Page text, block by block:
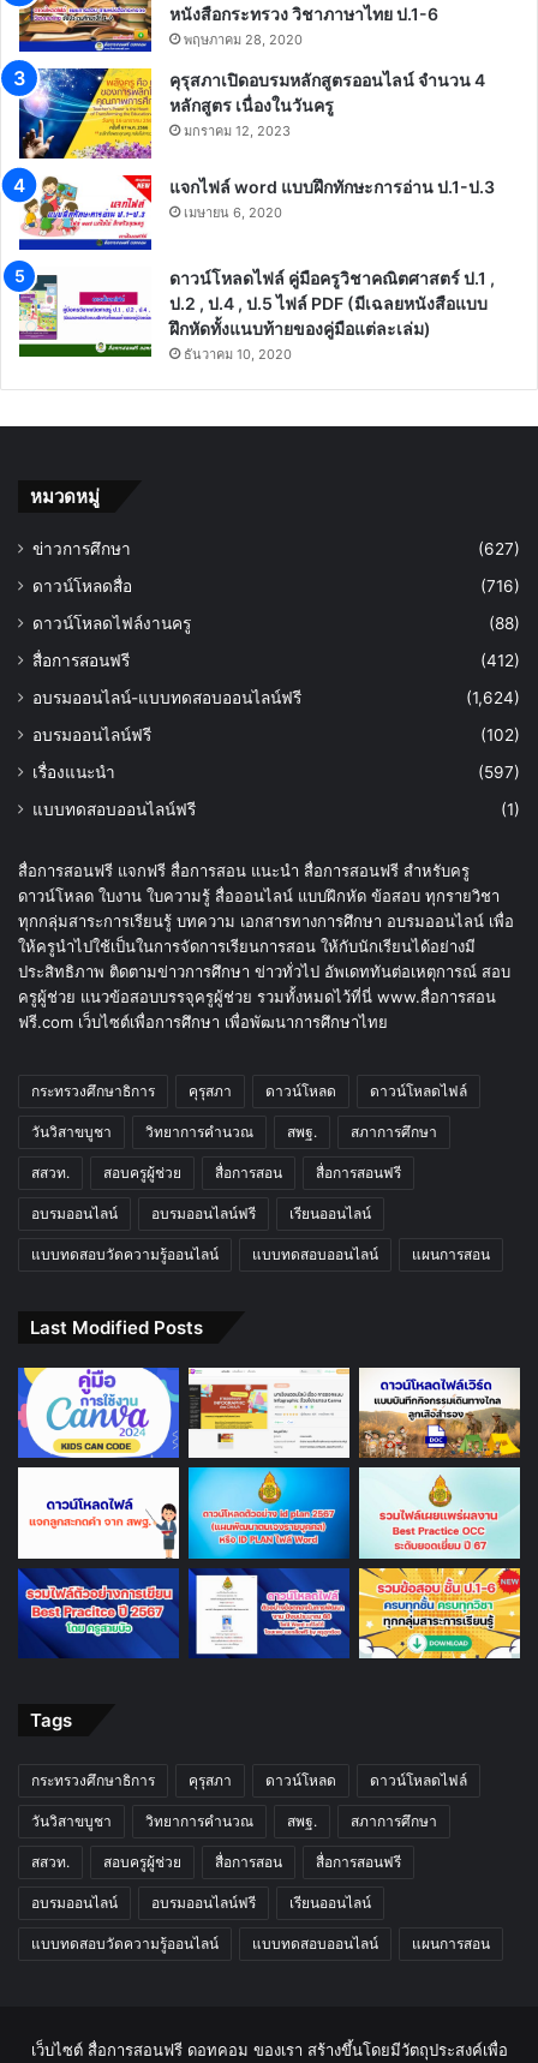
หนังสือกระทรวง วิชาภาษาไทย ป.1-6
พฤษภาคม 28, 2020
คุรุสภาเปิดอบรมหลักสูตรออนไลน์ จำนวน 4
หลักสูตร เนื่องในวันครู
มกราคม 12, 2023
แจกไฟล์ word แบบฝึกทักษะการอ่าน ป.1-ป.3
เมษายน 6, 2020
ดาวน์โหลดไฟล์ คู่มือครูวิชาคณิตศาสตร์ ป.1 ,
ป.2 , ป.4 , ป.5 ไฟล์ PDF (มีเฉลยหนังสือแบบ
ฝึกหัดทั้งแนบท้ายของคู่มือแต่ละเล่ม)
ธันวาคม 10, 2020
หมวดหมู่
ข่าวการศึกษา
(627)
ดาวน์โหลดสื่อ
(716)
ดาวน์โหลดไฟล์งานครู
(88)
สื่อการสอนฟรี
(412)
อบรมออนไลน์-แบบทดสอบออนไลน์ฟรี
(1,624)
อบรมออนไลน์ฟรี
(102)
เรื่องแนะนำ
(597)
แบบทดสอบออนไลน์ฟรี
(1)
สื่อการสอนฟรี แจกฟรี สื่อการสอน แนะนำ สื่อการสอนฟรี สำหรับครู
ดาวน์โหลด ใบงาน ใบความรู้ สื่อออนไลน์ แบบฝึกหัด ข้อสอบ ทุกรายวิชา
ทุกกลุ่มสาระการเรียนรู้ บทความ เอกสารทางการศึกษา อบรมออนไลน์ เพื่อ
ให้ครูนำไปใช้เป็นในการจัดการเรียนการสอน ให้กับนักเรียนได้อย่างมี
ประสิทธิภาพ ติดตามข่าวการศึกษา ข่าวทั่วไป อัพเดททันต่อเหตุการณ์ สอบ
ครูผู้ช่วย แนวข้อสอบบรรจุครูผู้ช่วย รวมทั้งหมดไว้ที่นี่ www.สื่อการสอน
ฟรี.com เว็บไซต์เพื่อการศึกษา เพื่อพัฒนาการศึกษาไทย
กระทรวงศึกษาธิการ คุรุสภา ดาวน์โหลด ดาวน์โหลดไฟล์
วันวิสาขบูชา วิทยาการคำนวณ สพฐ. สภาการศึกษา
สสวท. สอบครูผู้ช่วย สื่อการสอน สื่อการสอนฟรี
อบรมออนไลน์ อบรมออนไลน์ฟรี เรียนออนไลน์
แบบทดสอบวัดความรู้ออนไลน์ แบบทดสอบออนไลน์ แผนการสอน
Last Modified Posts
Tags
กระทรวงศึกษาธิการ คุรุสภา ดาวน์โหลด ดาวน์โหลดไฟล์
วันวิสาขบูชา วิทยาการคำนวณ สพฐ. สภาการศึกษา
สสวท. สอบครูผู้ช่วย สื่อการสอน สื่อการสอนฟรี
อบรมออนไลน์ อบรมออนไลน์ฟรี เรียนออนไลน์
แบบทดสอบวัดความรู้ออนไลน์ แบบทดสอบออนไลน์ แผนการสอน
เว็บไซต์ สื่อการสอนฟรี ดอทคอม ของเรา สร้างขึ้นโดยมีวัตถุประสงค์เพื่อ